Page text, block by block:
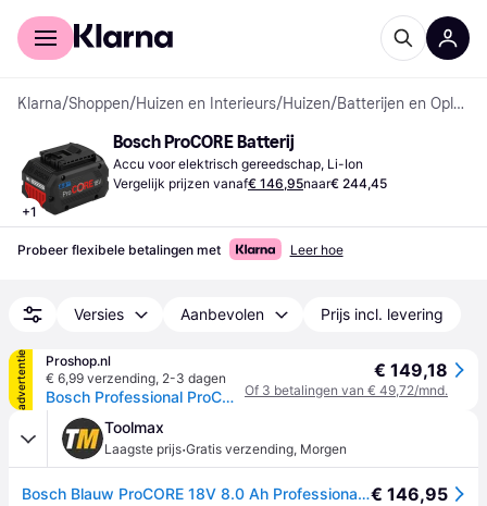
Voor shoppers
Klarna/Shoppen/Huizen en Interieurs/Huizen/ Batterijen en Opladers
+1
Bosch ProCORE Batterij
Accu voor elektrisch gereedschap, Li-Ion
Vergelijk prijzen vanaf€ 146,95naar€ 244,45
Probeer flexibele betalingen met Leer hoe
Versies Aanbevolen Prijs incl. levering
advertentie
Proshop.nl
€ 6,99 verzending, 2-3 dagen
Bosch Professional ProCORE Batterij
€ 149,18
Of 3 betalingen van € 49,72/mnd.
Toolmax
Laagste prijs·Gratis verzending, Morgen
Bosch Blauw ProCORE 18V 8.0 Ah Professional accu 8.0Ah Performance - 1600A016GK€ 146,95